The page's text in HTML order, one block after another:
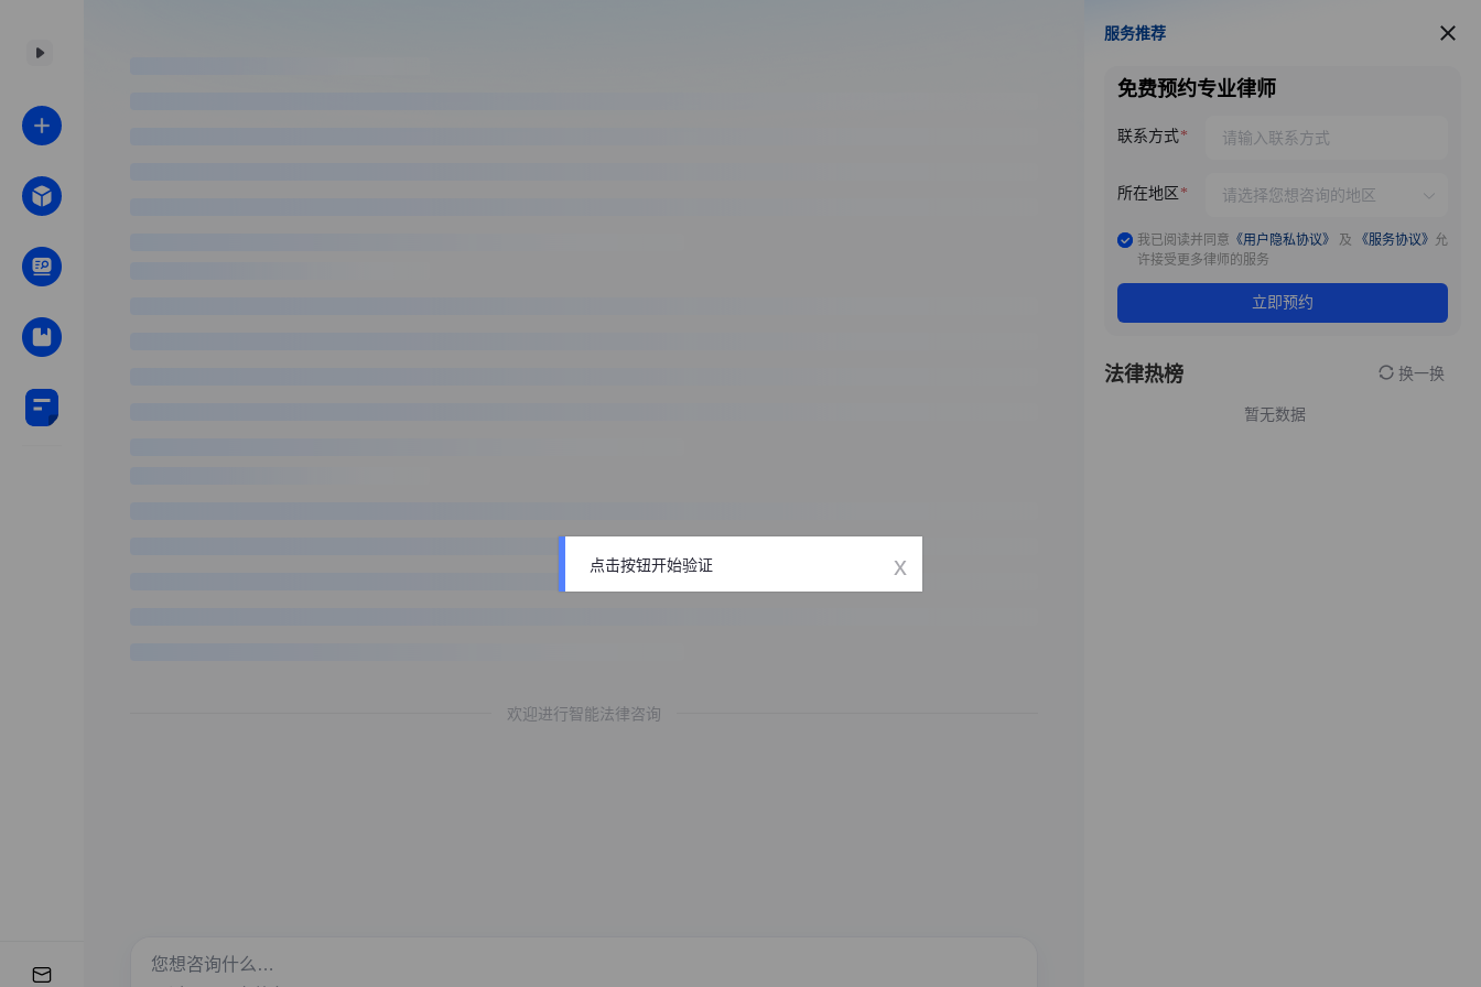
欢迎进行智能法律咨询
服务推荐
服务推荐
免费预约专业律师
联系方式
所在地区
我已阅读并同意 《用户隐私协议》 及 《服务协议》 允
许接受更多律师的服务
立即预约
法律热榜 换一换
暂无数据
点击按钮开始验证 x